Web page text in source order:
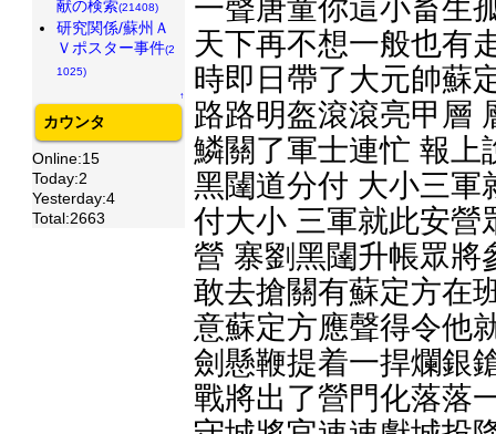
一聲唐童你這小畜生
天下再不想一般也有
時即日帶了大元帥蘇
路路明盔滾滾亮甲層
鱗關了軍士連忙 報上
黑闥道分付 大小三軍
付大小 三軍就此安營
營 寨劉黑闥升帳眾將
敢去搶關有蘇定方在
意蘇定方應聲得令他
劍懸鞭提着一捍爛銀
戰將出了營門化落落
献の検索(21408)
研究関係/蘇州Ａ
Ｖポスター事件(2
1025)
↑
カウンタ
Online:15
Today:2
Yesterday:4
Total:2663